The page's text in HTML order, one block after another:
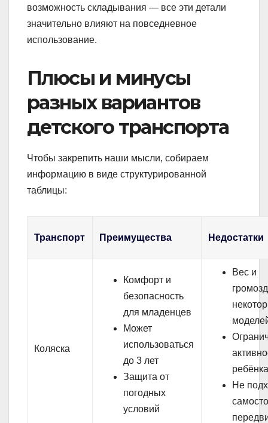
возможность складывания — все эти детали
значительно влияют на повседневное
использование.
Плюсы и минусы
разных вариантов
детского транспорта
Чтобы закрепить наши мысли, собираем
информацию в виде структурированной
таблицы:
Транспорт Преимущества Недостатки
Коляска
Комфорт и
безопасность
для младенцев
Может
использоваться
до 3 лет
Защита от
погодных
условий
Вес и
Не